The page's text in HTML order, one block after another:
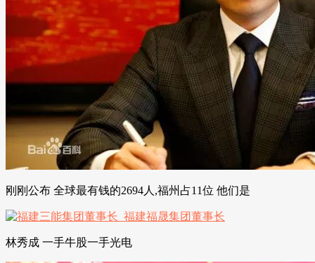
刚刚公布 全球最有钱的2694人,福州占11位 他们是
林秀成 一手牛股一手光电